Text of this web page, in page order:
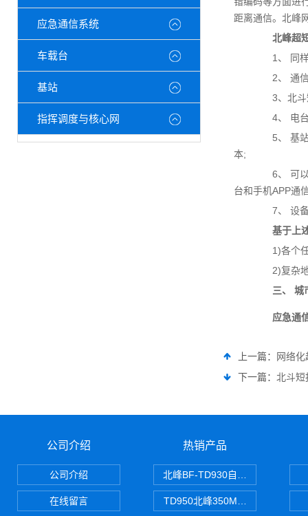
应急通信系统
车载台
基站
指挥调度与核心网
距离通信。北峰
北峰超短
1、 同样
2、 通信
3、北斗短
4、 电台
5、 基站
本;
6、 可以
台和手机APP通
7、 设备
基于上述
1)各个任
2)复杂地
三、 城市
应急通信
上一篇：
网络
下一篇： 北斗
公司介绍
公司介绍
在线留言
热销产品
北峰BF-TD930自组网对讲机
TD950北峰350M对讲机 PDT数